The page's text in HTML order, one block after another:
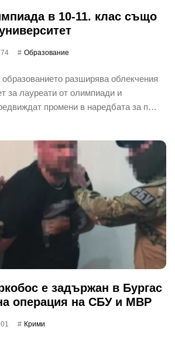
в 10-11. клас също
Oбразование
разширява облекчения
за лауреати от олимпиади и
промени в наредбата за п…
е задържан в Бургас
операция на СБУ и МВР
Крими